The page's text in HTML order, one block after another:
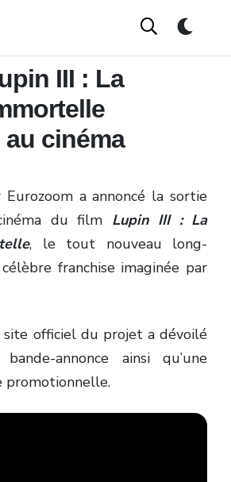
III : La
cinéma
Eurozoom aannoncé la sortie
du film Lupin III : La
, le tout nouveau long-
célèbre franchise imaginée par
site officiel du projet a dévoilé
bande-annonce ainsi qu’une
promotionnelle.